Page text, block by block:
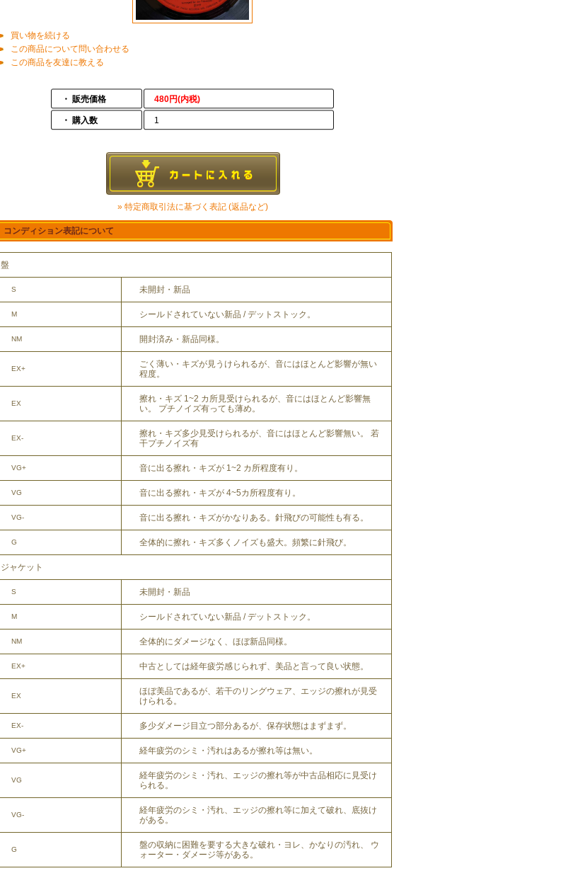
買い物を続ける
この商品について問い合わせる
この商品を友達に教える
・ 販売価格 480円(内税)
・ 購入数 1
» 特定商取引法に基づく表記 (返品など)
コンディション表記について
盤
S 未開封・新品
M シールドされていない新品 / デットストック。
NM 開封済み・新品同様。
EX+
ごく薄い・キズが見うけられるが、音にはほとんど影響が無い
程度。
EX
擦れ・キズ 1~2 カ所見受けられるが、音にはほとんど影響無
い。 プチノイズ有っても薄め。
EX-
擦れ・キズ多少見受けられるが、音にはほとんど影響無い。 若
干プチノイズ有
VG+ 音に出る擦れ・キズが 1~2 カ所程度有り。
VG 音に出る擦れ・キズが 4~5カ所程度有り。
VG- 音に出る擦れ・キズがかなりある。針飛びの可能性も有る。
G 全体的に擦れ・キズ多くノイズも盛大。頻繁に針飛び。
ジャケット
S 未開封・新品
M シールドされていない新品 / デットストック。
NM 全体的にダメージなく、ほぼ新品同様。
EX+ 中古としては経年疲労感じられず、美品と言って良い状態。
EX
ほぼ美品であるが、若干のリングウェア、エッジの擦れが見受
けられる。
EX- 多少ダメージ目立つ部分あるが、保存状態はまずまず。
VG+ 経年疲労のシミ・汚れはあるが擦れ等は無い。
VG
経年疲労のシミ・汚れ、エッジの擦れ等が中古品相応に見受け
られる。
VG-
経年疲労のシミ・汚れ、エッジの擦れ等に加えて破れ、底抜け
がある。
G
盤の収納に困難を要する大きな破れ・ヨレ、かなりの汚れ、 ウ
ォーター・ダメージ等がある。